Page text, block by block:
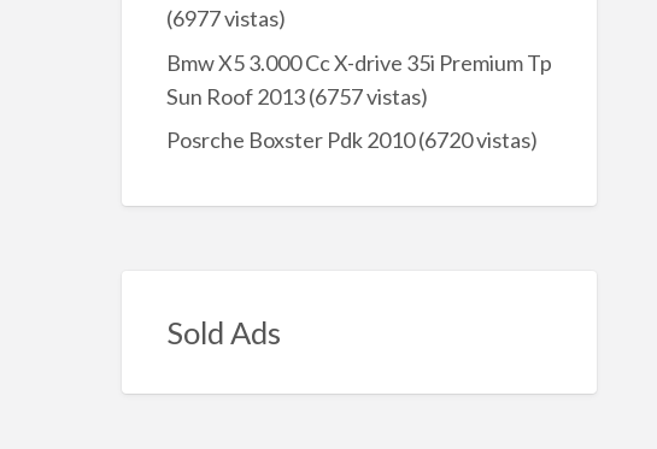
(6977 vistas)
Bmw X5 3.000 Cc X-drive 35i Premium Tp
Sun Roof 2013(6757 vistas)
Posrche Boxster Pdk 2010(6720 vistas)
Sold Ads